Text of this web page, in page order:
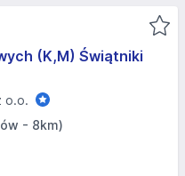
(K,M) Świątniki
o.o.
- 8km)